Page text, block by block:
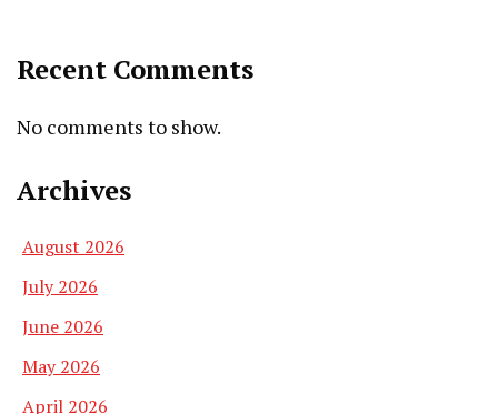
Recent Comments
No comments to show.
Archives
August 2026
July 2026
June 2026
May 2026
April 2026